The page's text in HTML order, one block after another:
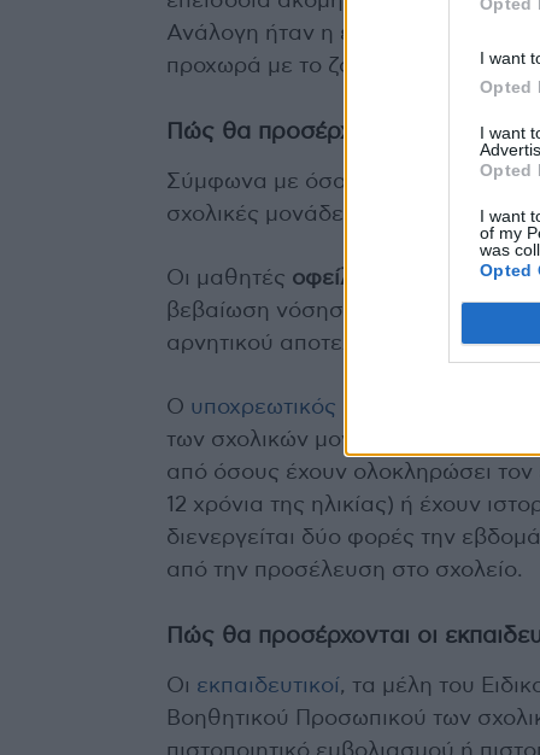
I want
Opted
I want
Opted
I want
of my
was
Opted
Ανάλογη ήταν η εικόνα και την
προχωρά με το ζόρι.
Πώς θα προσέρχονται οι μαθητές
Σύμφωνα με όσα έχει ανακοινώσει
σχολικές μονάδες από σήμερα
Οι μαθητές οφείλουν να
βεβαίωση νόσησης εντός του
αρνητικού αποτελέσματος, που
Ο υποχρεωτικός
των σχολικών μονάδων
από όσους έχουν ολοκληρώσει
12 χρόνια της ηλικίας) ή έχουν
διενεργείται δύο φορές την
από την προσέλευση στο σχολείο.
Πώς θα προσέρχονται οι
Οι εκπαιδευτικοί, τα μέλη του
Βοηθητικού Προσωπικού των